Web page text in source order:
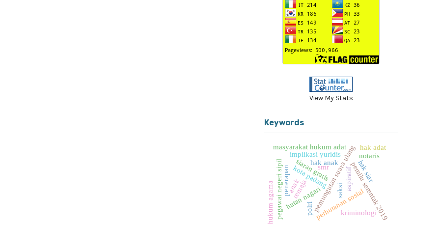
View My Stats
Keywords
pemungutan suara ulangpemilu serentak 2019
kota padang
hutan nagariperhutanan sosial
masyarakat hukum adat
implikasi yuridis
hak siar
siaran gratis
pegawai negeri sipil kriminologi
remaja
notaris
saksi
hak anak
hak adat
hukum agama
aspiratif
anak
smr
penerapan
polri